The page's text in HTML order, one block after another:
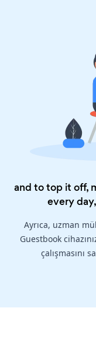
and to top it off,
every
Ayrıca, uzman
Guestbook
çalışmasını